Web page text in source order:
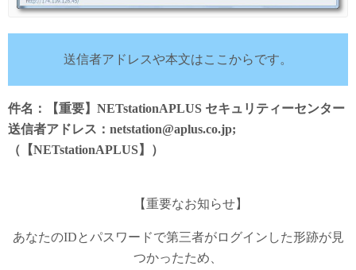
送信者アドレスや本文はここからです。
件名：【重要】NETstationAPLUS セキュリティーセンター
送信者アドレス：netstation@aplus.co.jp;
（【NETstationAPLUS】）
【重要なお知らせ】
あなたのIDとパスワードで第三者がログインした形跡が見
つかったため、